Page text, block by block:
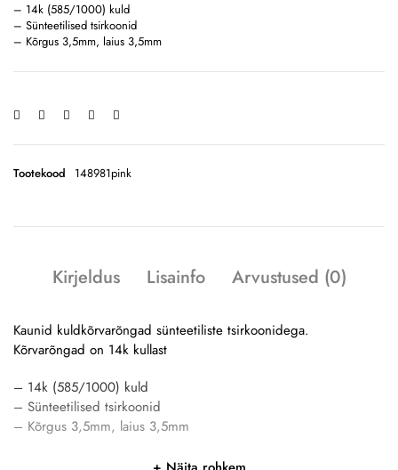
– 14k (585/1000) kuld
– Sünteetilised tsirkoonid
– Kõrgus 3,5mm, laius 3,5mm
Tootekood 148981pink
Kirjeldus Lisainfo Arvustused (0)
Kaunid kuldkõrvarõngad sünteetiliste tsirkoonidega.
Kõrvarõngad on 14k kullast
– 14k (585/1000) kuld
– Sünteetilised tsirkoonid
– Kõrgus 3,5mm, laius 3,5mm